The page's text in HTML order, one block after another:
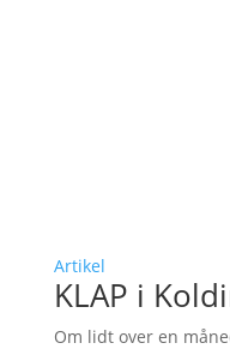
Artikel
KLAP i
Om lidt over en